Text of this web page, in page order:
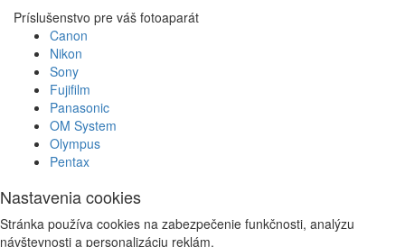
Príslušenstvo pre váš fotoaparát
Canon
Nikon
Sony
Fujifilm
Panasonic
OM System
Olympus
Pentax
Nastavenia cookies
Stránka používa cookies na zabezpečenie funkčnosti, analýzu
návštevnosti a personalizáciu reklám.